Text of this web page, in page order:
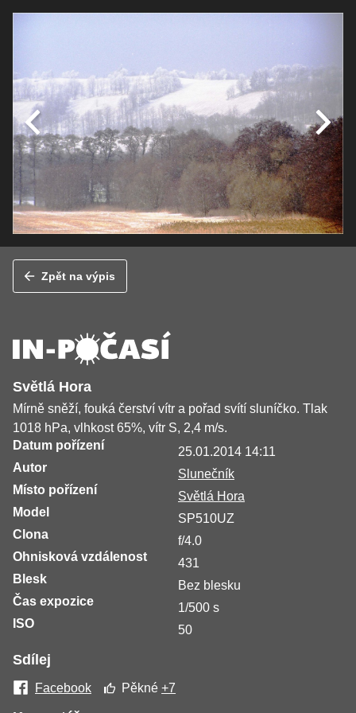
Zpět na výpis
Světlá Hora
Mírně sněží, fouká čerství vítr a pořad svítí sluníčko. Tlak
1018 hPa, vlhkost 65%, vítr S, 2,4 m/s.
Datum pořízení
25.01.2014 14:11
Autor
Slunečník
Místo pořízení
Světlá Hora
Model
SP510UZ
Clona
f/4.0
Ohnisková vzdálenost
431
Blesk
Bez blesku
Čas expozice
1/500 s
ISO
50
Sdílej
Facebook Pěkné+7